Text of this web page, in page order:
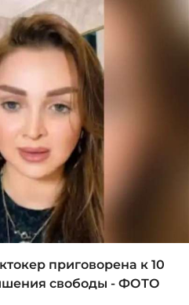
приговорена к 10
свободы - ФОТО